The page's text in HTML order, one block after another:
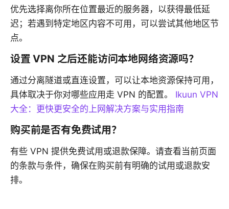
优先选择离你所在位置最近的服务器，以获得最低延
迟；若遇到特定地区内容不可用，可以尝试其他地区节
点。
设置 VPN 之后还能访问本地网络资源吗？
通过分离隧道或直连设置，可以让本地资源保持可用，
具体取决于你对哪些应用走 VPN 的配置。 Ikuun VPN
大全：更快更安全的上网解决方案与实用指南
购买前是否有免费试用？
有些 VPN 提供免费试用或退款保障。请查看当前页面
的条款与条件，确保在购买前有明确的试用或退款安
排。